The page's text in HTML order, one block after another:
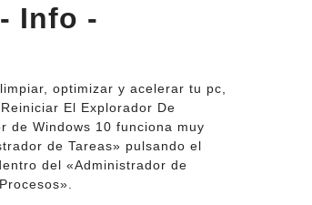
Info -
optimizar y acelerar tu pc,
El Explorador De
de Windows 10 funciona muy
de Tareas» pulsando el
del «Administrador de